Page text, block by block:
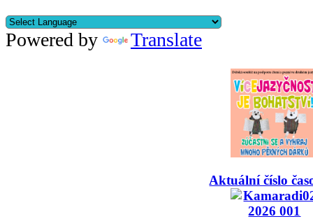
Powered by Translate
Aktuální číslo